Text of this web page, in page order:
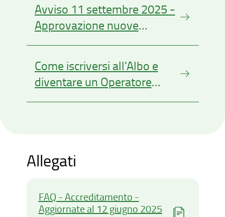
annualità 2026
Avviso 11 settembre 2025 -
Approvazione nuove
disposizioni relative alle sedi
Come iscriversi all'Albo e
diventare un Operatore
Accreditato per i servizi
Allegati
FAQ - Accreditamento -
Aggiornate al 12 giugno 2025